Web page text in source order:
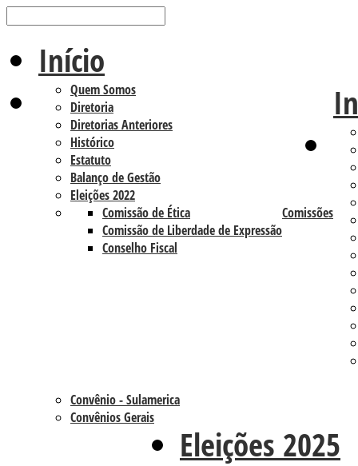
Início
Quem Somos
Diretoria
Diretorias Anteriores
Histórico
Estatuto
Balanço de Gestão
Eleições 2022
Comissões
Comissão de Ética
Comissão de Liberdade de Expressão
Conselho Fiscal
Convênio - Sulamerica
Convênios Gerais
Eleições 2025